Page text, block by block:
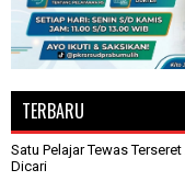
TERBARU
Satu Pelajar Tewas
Dicari